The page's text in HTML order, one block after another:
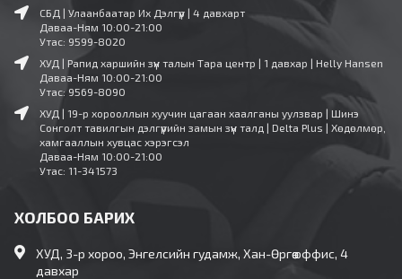
СБД | Улаанбаатар Их Дэлгүүр | 4 давхарт
Даваа-Ням 10:00-21:00
Утас: 9599-8020
ХУД | Рапид харшийн зүүн талын Тара центр | 1 давхар | Helly Hansen
Даваа-Ням 10:00-21:00
Утас: 9569-8090
ХУД | 19-р хорооллын хуучин цагаан хаалганы уулзвар | Шинэ
Сонголт тавилгын дэлгүүрийн замын зүүн талд | Delta Plus | Хөдөлмөр,
хамгааллын хувцас хэрэгсэл
Даваа-Ням 10:00-21:00
Утас: 11-341573
ХОЛБОО БАРИХ
ХУД, 3-р хороо, Энгелсийн гудамж, Хан-Өргөө оффис, 4
давхар